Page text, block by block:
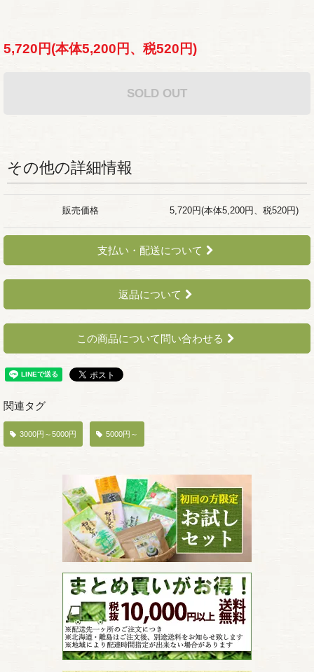
5,720円(本体5,200円、税520円)
SOLD OUT
その他の詳細情報
販売価格 5,720円(本体5,200円、税520円)
支払い・配送について
返品について
この商品について問い合わせる
関連タグ
3000円～5000円 5000円～